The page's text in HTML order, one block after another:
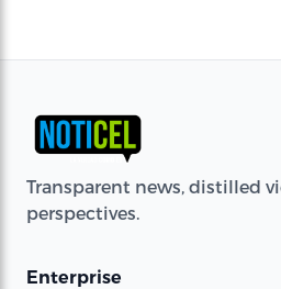
Transparent news, distilled
perspectives.
Enterprise